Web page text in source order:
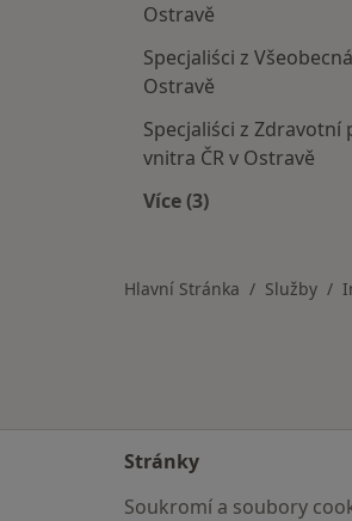
Ostravě
Specjaliści z
Ostravě
Specjaliści z
vnitra ČR v Ostravě
Více (3)
Hlavní Stránka Služby
Stránky
Soukromí a soubory